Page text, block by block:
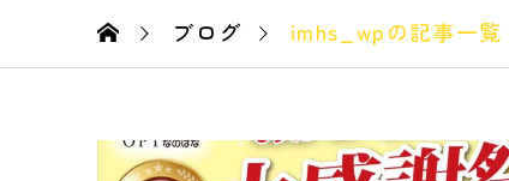
ブログ imhs_wpの記事一覧